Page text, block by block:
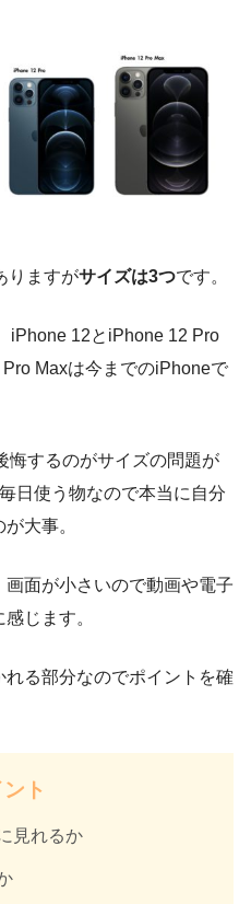
りますがサイズは3つです。
iPhone 12とiPhone 12 Pro
Maxは今までのiPhoneで
悔するのがサイズの問題が
日使う物なので本当に自分
大事。
面が小さいので動画や電子
じます。
る部分なのでポイントを確
ト
見れるか